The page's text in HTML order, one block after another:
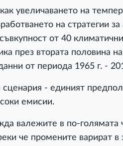
увеличаването на
на стратегии за
от 40
през втората половина
от периода 1965 г. -
- единият
емисии.
валежите в по-голямата
че промените варират в